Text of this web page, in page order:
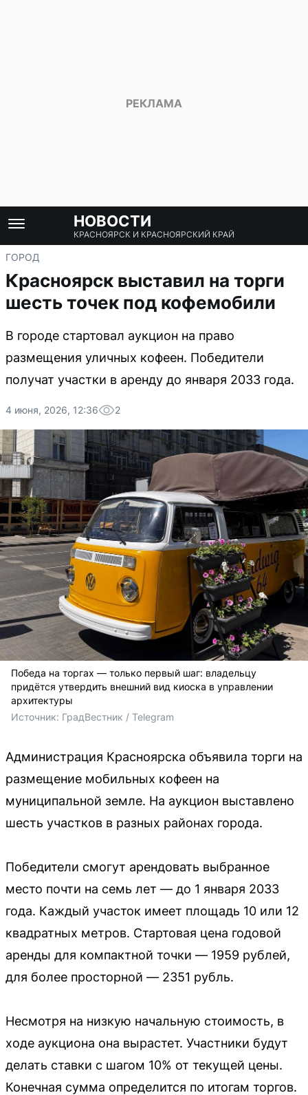
НОВОСТИ
КРАСНОЯРСК И КРАСНОЯРСКИЙ КРАЙ
ГОРОД
Красноярск выставил на торги
шесть точек под кофемобили
В городе стартовал аукцион на право
размещения уличных кофеен. Победители
получат участки в аренду до января 2033 года.
4 июня, 2026, 12:36 2
Победа на торгах — только первый шаг: владельцу
придётся утвердить внешний вид киоска в управлении
архитектуры
Источник: ГрадВестник / Telegram
Администрация Красноярска объявила торги на
размещение мобильных кофеен на
муниципальной земле. На аукцион выставлено
шесть участков в разных районах города.
Победители смогут арендовать выбранное
место почти на семь лет — до 1 января 2033
года. Каждый участок имеет площадь 10 или 12
квадратных метров. Стартовая цена годовой
аренды для компактной точки — 1959 рублей,
для более просторной — 2351 рубль.
Несмотря на низкую начальную стоимость, в
ходе аукциона она вырастет. Участники будут
делать ставки с шагом 10% от текущей цены.
Конечная сумма определится по итогам торгов.